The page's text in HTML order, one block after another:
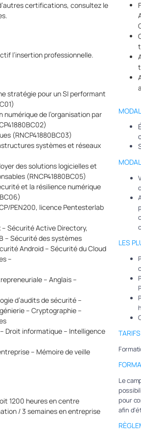
certifications, consultez le
l’insertion professionnelle.
stratégie pour un SI performant
de l’organisation par
(RNCP41880BC03)
systèmes et réseaux
des solutions logicielles et
(RNCP41880BC05)
et la résilience numérique
PEN200, licence Pentesterlab
Sécurité Active Directory,
– Sécurité des systèmes
Android – Sécurité du Cloud
–
– Anglais –
d’audits de sécurité –
– Cryptographie –
Droit informatique – Intelligence
– Mémoire de veille
1200 heures en centre
/ 3 semaines en entreprise
LES
TARIFS
Le
pour
afin